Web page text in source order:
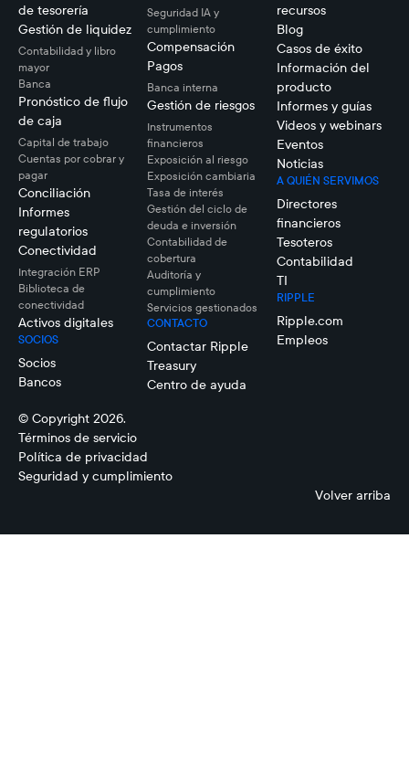
de tesorería
Gestión de liquidez
Contabilidad y libro
mayor
Banca
Pronóstico de flujo
de caja
Capital de trabajo
Cuentas por cobrar y
pagar
Conciliación
Informes
regulatorios
Conectividad
Integración ERP
Biblioteca de
conectividad
Activos digitales
SOCIOS
Socios
Bancos
Seguridad IA y
cumplimiento
Compensación
Pagos
Banca interna
Gestión de riesgos
Instrumentos
financieros
Exposición al riesgo
Exposición cambiaria
Tasa de interés
Gestión del ciclo de
deuda e inversión
Contabilidad de
cobertura
Auditoría y
cumplimiento
Servicios gestionados
CONTACTO
Contactar Ripple
Treasury
Centro de ayuda
recursos
Blog
Casos de éxito
Información del
producto
Informes y guías
Videos y webinars
Eventos
Noticias
A QUIÉN SERVIMOS
Directores
financieros
Tesoteros
Contabilidad
TI
RIPPLE
Ripple.com
Empleos
© Copyright 2026.
Términos de servicio
Política de privacidad
Seguridad y cumplimiento
Volver arriba